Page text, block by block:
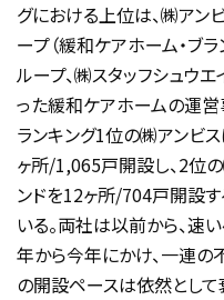
グにおける上位は、㈱アン
ープ（緩和ケアホーム・ブ
ループ、㈱スタッフシュウ
った緩和ケアホームの運営
ランキング1位の㈱アンビ
ヶ所/1,065戸開設し、2位の
ンドを12ヶ所/704戸開設
いる。両社は以前から、速
年から今年にかけ、一連の
の開設ペースは依然として